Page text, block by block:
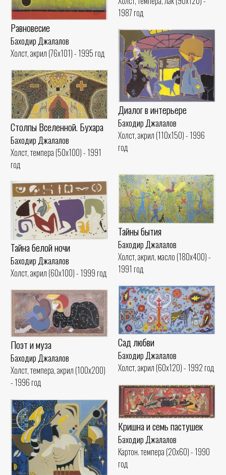
1987 год
Равновесие
Баходир Джалалов
Холст, акрил (76x101) - 1995 год
Диалог в интерьере
Баходир Джалалов
Холст, акрил (110x150) - 1996
год
Столпы Вселенной. Бухара
Баходир Джалалов
Холст, темпера (50x100) - 1991
год
Тайны бытия
Баходир Джалалов
Холст, акрил, масло (180x400) -
1991 год
Тайна белой ночи
Баходир Джалалов
Холст, акрил (60x100) - 1999 год
Сад любви
Баходир Джалалов
Холст, акрил (60x120) - 1992 год
Поэт и муза
Баходир Джалалов
Холст, темпера, акрил (100x200)
- 1996 год
Кришна и семь пастушек
Баходир Джалалов
Картон. темпера (20x60) - 1990
год